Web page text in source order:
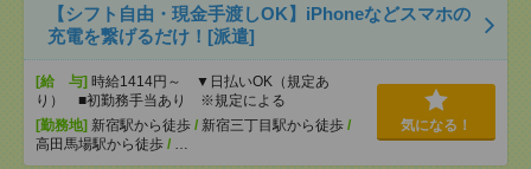
【シフト自由・現金手渡しOK】iPhoneなどスマホの
充電を繋げるだけ！[派遣]
[給 与] 時給1414円～ ▼日払いOK（規定あ
り） ■初勤務手当あり ※規定による
[勤務地] 新宿駅から徒歩 / 新宿三丁目駅から徒歩 /
高田馬場駅から徒歩 / …
気になる！